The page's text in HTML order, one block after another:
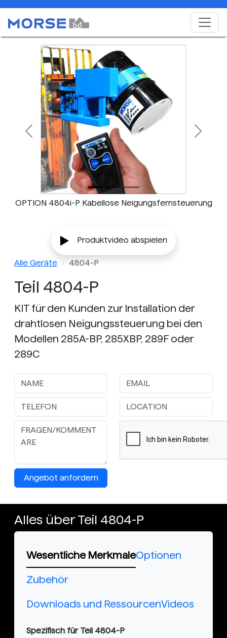
OPTION 4804i-P Kabellose Neigungsfernsteuerung
Previous Next
Produktvideo abspielen
Alle Geräte 4804-P
Teil 4804-P
KIT für den Kunden zur Installation der
drahtlosen Neigungssteuerung bei den
Modellen 285A-BP, 285XBP, 289F oder
289C
Angebot anfordern
Alles über Teil 4804-P
Wesentliche MerkmaleOptionen
Zubehör
Downloads und RessourcenVideos
Spezifisch für Teil 4804-P